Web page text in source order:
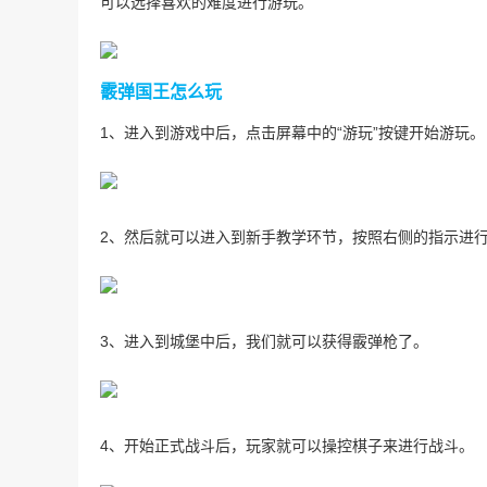
霰弹国王怎么玩
1、进入到游戏中后，点击屏幕中的“游玩”按键开始游玩。
2、然后就可以进入到新手教学环节，按照右侧的指示进
3、进入到城堡中后，我们就可以获得霰弹枪了。
4、开始正式战斗后，玩家就可以操控棋子来进行战斗。